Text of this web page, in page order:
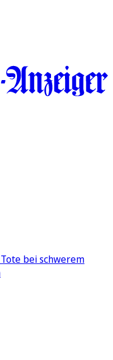
bei schwerem